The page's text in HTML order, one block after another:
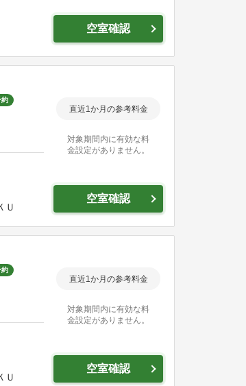
空室確認
約
Ｕ
直近1か月の参考料金
対象期間内に有効な料
金設定がありません。
空室確認
約
Ｕ
直近1か月の参考料金
対象期間内に有効な料
金設定がありません。
空室確認